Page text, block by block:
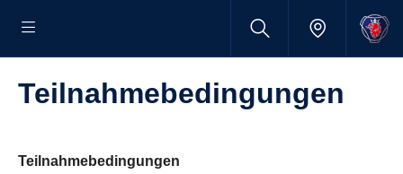
Teilnah­me­be­din­gungen
Teilnahmebedingungen